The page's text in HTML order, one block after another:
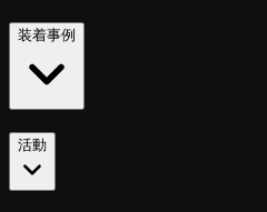
装着事例
活動